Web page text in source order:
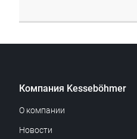
Компания Kesseböhmer
О компании
Новости